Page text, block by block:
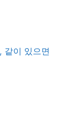
같이 있으면